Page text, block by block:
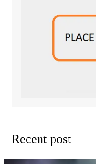
Recent post